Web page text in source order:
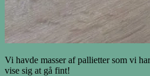
Vi havde masser af pallietter som vi
vise sig at gå fint!